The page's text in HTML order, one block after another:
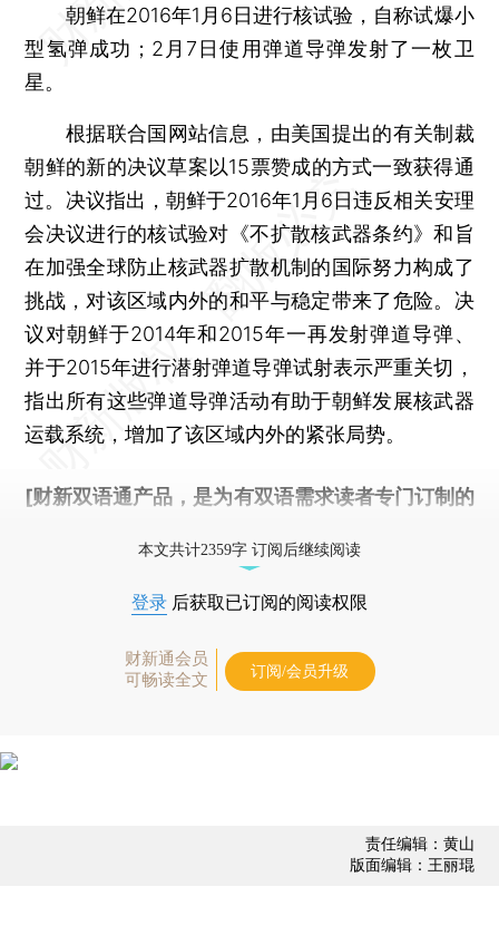
朝鲜在2016年1月6日进行核试验，自称试爆小
型氢弹成功；2月7日使用弹道导弹发射了一枚卫
星。
根据联合国网站信息，由美国提出的有关制裁
朝鲜的新的决议草案以15票赞成的方式一致获得通
过。决议指出，朝鲜于2016年1月6日违反相关安理
会决议进行的核试验对《不扩散核武器条约》和旨
在加强全球防止核武器扩散机制的国际努力构成了
挑战，对该区域内外的和平与稳定带来了危险。决
议对朝鲜于2014年和2015年一再发射弹道导弹、
并于2015年进行潜射弹道导弹试射表示严重关切，
指出所有这些弹道导弹活动有助于朝鲜发展核武器
运载系统，增加了该区域内外的紧张局势。
[财新双语通产品，是为有双语需求读者专门订制的
本文共计2359字 订阅后继续阅读
登录 后获取已订阅的阅读权限
财新通会员
可畅读全文
订阅/会员升级
责任编辑：黄山
版面编辑：王丽琨